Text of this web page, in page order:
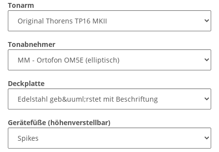
Tonarm
Tonabnehmer
Deckplatte
Gerätefüße (höhenverstellbar)